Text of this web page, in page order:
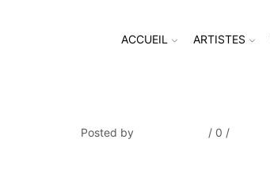
ACCUEIL ARTISTES
Posted by / 0 /